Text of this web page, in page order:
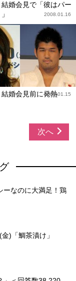
婚会見で「彼はパー
2008.01.16
婚会見前に発熱2008.01.15
次へ
ーなのに大満足！鶏
)「鯛茶漬け」